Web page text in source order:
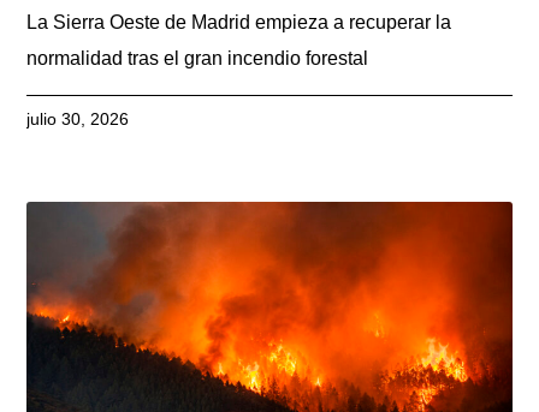
La Sierra Oeste de Madrid empieza a recuperar la
normalidad tras el gran incendio forestal
julio 30, 2026